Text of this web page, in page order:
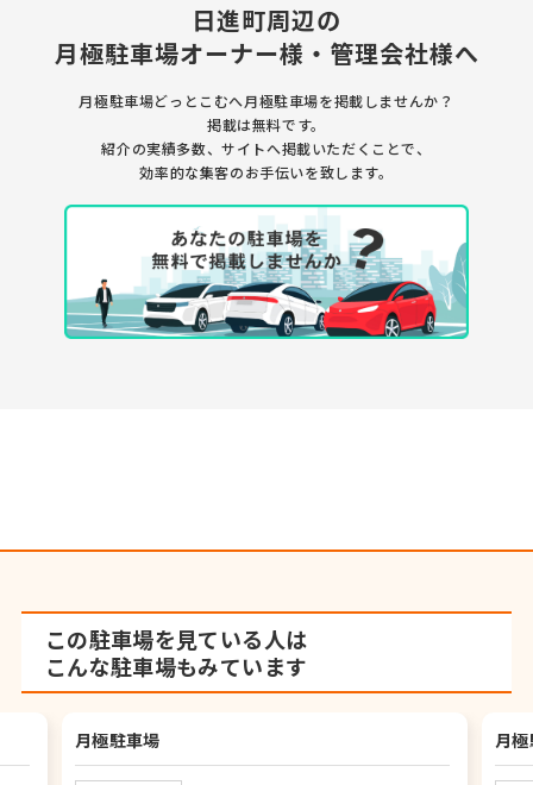
日進町周辺の
月極駐車場オーナー様・管理会社様へ
月極駐車場どっとこむへ月極駐車場を掲載しませんか？
掲載は無料です。
紹介の実績多数、サイトへ掲載いただくことで、
効率的な集客のお手伝いを致します。
この駐車場を見ている人は
こんな駐車場もみています
月極駐車場 月